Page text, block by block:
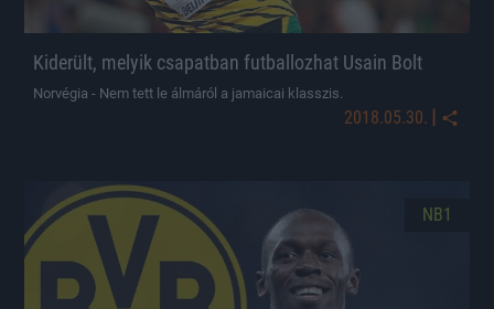
Kiderült, melyik csapatban futballozhat Usain Bolt
Norvégia - Nem tett le álmáról a jamaicai klasszis.
2018.05.30. |
NB1